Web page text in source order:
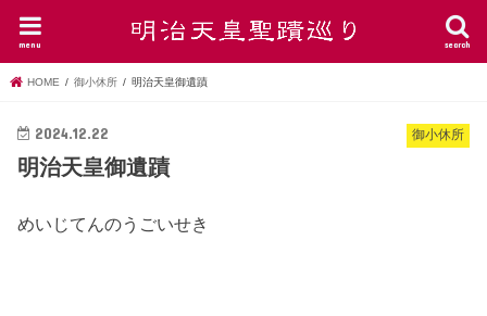
search
menu
HOME 御小休所 明治天皇御遺蹟
御小休所
2024.12.22
明治天皇御遺蹟
めいじてんのうごいせき